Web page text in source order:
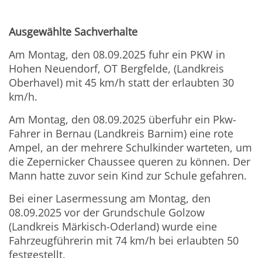
Ausgewählte Sachverhalte
Am Montag, den 08.09.2025 fuhr ein PKW in
Hohen Neuendorf, OT Bergfelde, (Landkreis
Oberhavel) mit 45 km/h statt der erlaubten 30
km/h.
Am Montag, den 08.09.2025 überfuhr ein Pkw-
Fahrer in Bernau (Landkreis Barnim) eine rote
Ampel, an der mehrere Schulkinder warteten, um
die Zepernicker Chaussee queren zu können. Der
Mann hatte zuvor sein Kind zur Schule gefahren.
Bei einer Lasermessung am Montag, den
08.09.2025 vor der Grundschule Golzow
(Landkreis Märkisch-Oderland) wurde eine
Fahrzeugführerin mit 74 km/h bei erlaubten 50
festgestellt.